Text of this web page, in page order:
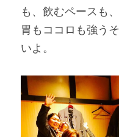
も、飲むペースも
胃もココロも強う
いよ。